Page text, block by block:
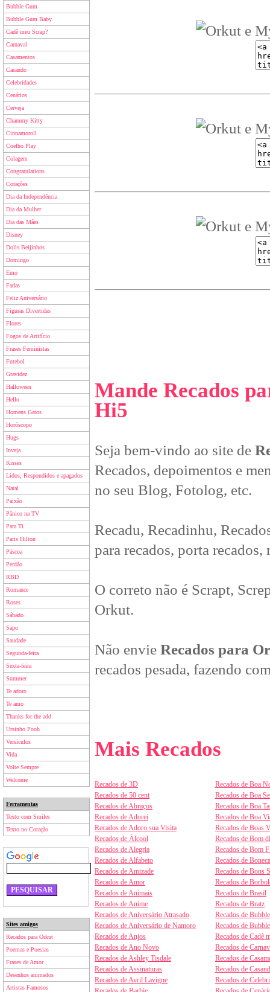
Bubble Gum
Bubble Gum Baby
Cadê meu Scrap?
Carnaval
Casamentos
Casando
Celebridades
Cenários
Cerveja
Chammy Kitty
Cinnamoroll
Coelho Play
Colagem
Congratulations
Corações
Dia da Independência
Dia da Mulher
Dia das Mães
Disney
Dolls Beijinhos
Domingo
Emo
Fadas
Feliz Aniversário
Figuras Divertidas
Flores
Fogos de Artifício
Frases Feministas
Futebol
Gravidez
Halloween
Hello
Homens Gatos
Horóscopo
Hugs
Inveja
Kisses
Lidos, Respondidos e apagados
Natal
Paixão
Pânico na TV
Para Ti
Paris Hilton
Páscoa
Perdão
RBD
Romance
Roses
Sábado
Sapo
Saudade
Segunda-feira
Sexta-feira
Summer
Te adoro
Te amo
Thanks for the add
Ursinho Pooh
Versículos
Vida
Volte Sempre
Welcome
Ferramentas
Texto com Smiles
Texto no Coração
Sites amigos
Recados para Orkut
Poemas e Poesias
Frases de Amor
Desenhos animados
Artistas Famosos
Mande Recados
Hi5
Seja bem-vindo ao site de
Recados, depoimentos e
no seu Blog, Fotolog, etc.
Recadu, Recadinhu,
para recados, porta
O correto não é Scrapt,
Orkut.
Não envie Recados para
recados pesada, fazendo
Mais Recados
Recados de 3D
Recados de 50 cent
Recados de Abraços
Recados de Adorei
Recados de Adoro sua Visita
Recados de Álcool
Recados de Alegria
Recados de Alfabeto
Recados de Amizade
Recados de Amor
Recados de Animais
Recados de Anime
Recados de Aniversário Atrasado
Recados de Aniversário de Namoro
Recados de Anjos
Recados de Ano Novo
Recados de Ashley Tisdale
Recados de Assinaturas
Recados de Avril Lavigne
Recados de Boa
Recados de Boa
Recados de Boa
Recados de Boa
Recados de Boas
Recados de Bom
Recados de Bom
Recados de
Recados de Bons
Recados de
Recados de Brasil
Recados de Bratz
Recados de
Recados de
Recados de Cadê
Recados de
Recados de
Recados de
Recados de